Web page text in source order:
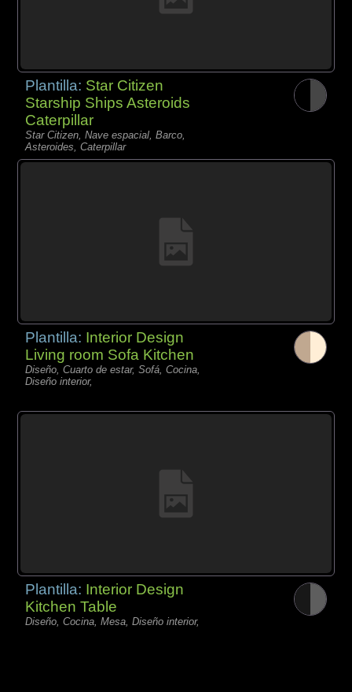
Plantilla: Star Citizen
Starship Ships Asteroids
Caterpillar
Star Citizen, Nave espacial, Barco,
Asteroides, Caterpillar
Plantilla: Interior Design
Living room Sofa Kitchen
Diseño, Cuarto de estar, Sofá, Cocina,
Diseño interior,
Plantilla: Interior Design
Kitchen Table
Diseño, Cocina, Mesa, Diseño interior,